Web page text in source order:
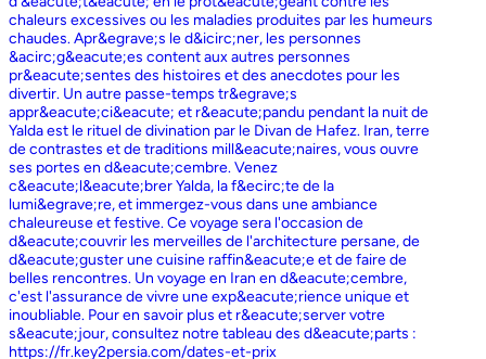
chaleurs excessives ou les maladies produites par les humeurs
chaudes. Apr&egrave;s le d&icirc;ner, les personnes
&acirc;g&eacute;es content aux autres personnes
pr&eacute;sentes des histoires et des anecdotes pour les
divertir. Un autre passe-temps tr&egrave;s
appr&eacute;ci&eacute; et r&eacute;pandu pendant la nuit de
Yalda est le rituel de divination par le Divan de Hafez. Iran, terre
de contrastes et de traditions mill&eacute;naires, vous ouvre
ses portes en d&eacute;cembre. Venez
c&eacute;l&eacute;brer Yalda, la f&ecirc;te de la
lumi&egrave;re, et immergez-vous dans une ambiance
chaleureuse et festive. Ce voyage sera l'occasion de
d&eacute;couvrir les merveilles de l'architecture persane, de
d&eacute;guster une cuisine raffin&eacute;e et de faire de
belles rencontres. Un voyage en Iran en d&eacute;cembre,
c'est l'assurance de vivre une exp&eacute;rience unique et
inoubliable. Pour en savoir plus et r&eacute;server votre
s&eacute;jour, consultez notre tableau des d&eacute;parts :
https://fr.key2persia.com/dates-et-prix